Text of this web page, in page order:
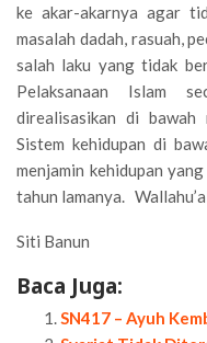
ke akar-akarnya agar
masalah dadah, rasuah,
salah laku yang tidak
Pelaksanaan Islam
direalisasikan di bawah
Sistem kehidupan di
menjamin kehidupan
tahun lamanya.
Siti Banun
Baca Juga:
SN417 – Ayuh